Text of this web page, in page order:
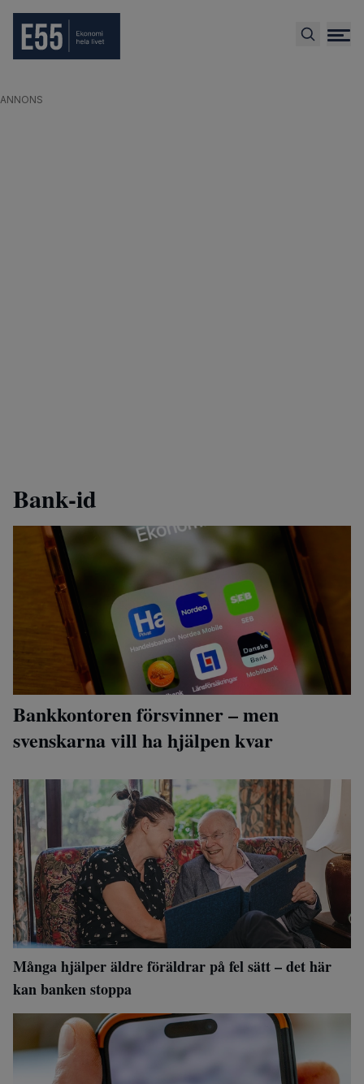
ANNONS
Bank-id
Bankkontoren försvinner – men
svenskarna vill ha hjälpen kvar
Många hjälper äldre föräldrar på fel sätt – det här
kan banken stoppa